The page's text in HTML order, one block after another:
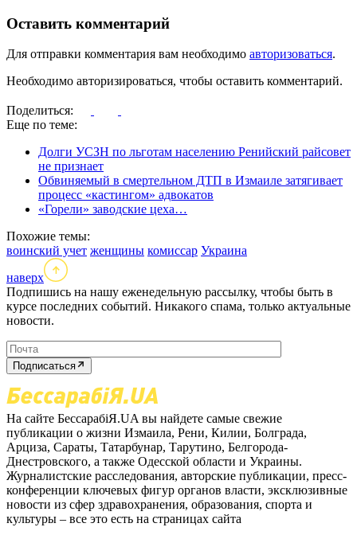
Оставить комментарий
Для отправки комментария вам необходимо авторизоваться.
Необходимо авторизироваться, чтобы оставить комментарий.
Поделиться:
Еще по теме:
Долги УСЗН по льготам населению Ренийский райсовет
не признает
Обвиняемый в смертельном ДТП в Измаиле затягивает
процесс «кастингом» адвокатов
«Горели» заводские цеха…
Похожие темы:
воинский учет женщины комиссар Украина
наверх
Подпишись на нашу еженедельную рассылку, чтобы быть в
курсе последних событий. Никакого спама, только актуальные
новости.
Подписаться
На сайте БессарабіЯ.UA вы найдете самые свежие
публикации о жизни Измаила, Рени, Килии, Болграда,
Арциза, Сараты, Татарбунар, Тарутино, Белгорода-
Днестровского, а также Одесской области и Украины.
Журналистские расследования, авторские публикации, пресс-
конференции ключевых фигур органов власти, эксклюзивные
новости из сфер здравохранения, образования, спорта и
культуры – все это есть на страницах сайта